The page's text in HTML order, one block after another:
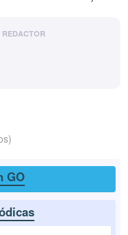
REDACTOR
GO